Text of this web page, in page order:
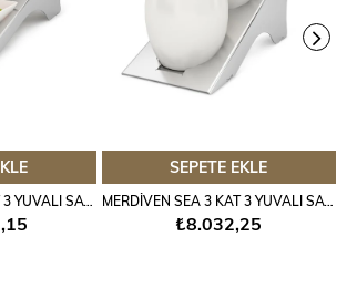
MERDİVEN SEA 3 KAT 3 YUVALI SATİNE
SEPETE EKLE
MERDİVEN SEA 3 KAT 3 YUVALI SATİNE
₺8.032,25